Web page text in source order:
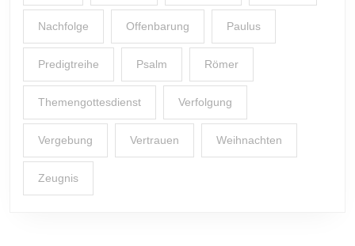
Nachfolge Offenbarung Paulus
Predigtreihe Psalm Römer
Themengottesdienst Verfolgung
Vergebung Vertrauen Weihnachten
Zeugnis